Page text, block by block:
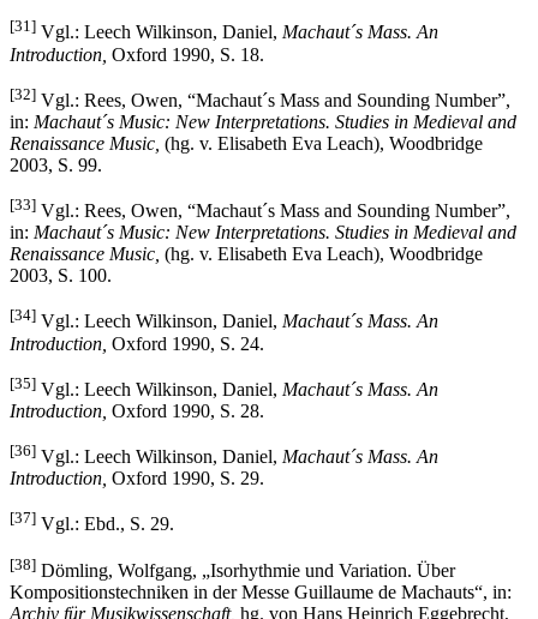
[31] Vgl.: Leech Wilkinson, Daniel, Machaut´s Mass. An
Introduction, Oxford 1990, S. 18.
[32] Vgl.: Rees, Owen, “Machaut´s Mass and Sounding Number”,
in: Machaut´s Music: New Interpretations. Studies in Medieval and
Renaissance Music, (hg. v. Elisabeth Eva Leach), Woodbridge
2003, S. 99.
[33] Vgl.: Rees, Owen, “Machaut´s Mass and Sounding Number”,
in: Machaut´s Music: New Interpretations. Studies in Medieval and
Renaissance Music, (hg. v. Elisabeth Eva Leach), Woodbridge
2003, S. 100.
[34] Vgl.: Leech Wilkinson, Daniel, Machaut´s Mass. An
Introduction, Oxford 1990, S. 24.
[35] Vgl.: Leech Wilkinson, Daniel, Machaut´s Mass. An
Introduction, Oxford 1990, S. 28.
[36] Vgl.: Leech Wilkinson, Daniel, Machaut´s Mass. An
Introduction, Oxford 1990, S. 29.
[37] Vgl.: Ebd., S. 29.
[38] Dömling, Wolfgang, „Isorhythmie und Variation. Über
Kompositionstechniken in der Messe Guillaume de Machauts“, in:
Archiv für Musikwissenschaft, hg. von Hans Heinrich Eggebrecht,